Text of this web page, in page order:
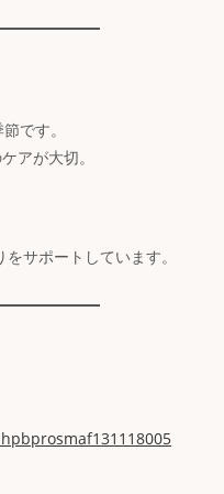
です。
アが大切。
サポートしています。